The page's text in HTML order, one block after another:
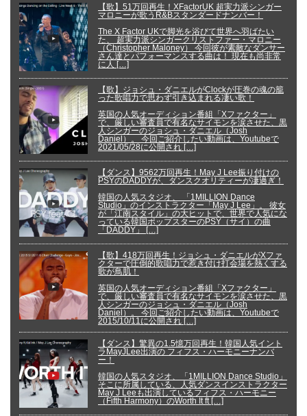
【歌】51万回再生！XFactorUK 超実力派シンガー
マロニーが歌うR&Bスタンダードナンバー！
The X Factor UKで脚光を浴びて世界へ羽ばたい
た、 超実力派シンガークリストファー・マロニー
（Christopher Maloney） 今回彼が素敵なダンサー
さん達とパフォーマンスする曲は！ 現在も尚非常
に人 […]
【歌】ジョシュ・ダニエルがClockが圧巻の魂の籠
った歌唱力で思わず引き込まれる凄い歌！
英国の人気オーディション番組「Xファクター」
で、厳しい審査員で有名なサイモンを涙させた、黒
人シンガーのジョシュ・ダニエル（Josh
Daniel）。 今回ご紹介したい動画は、Youtubeで
2021/05/28に公開され […]
【ダンス】9562万回再生！May J Lee振り付けの
PSYのDADDYが、ダンスクオリティーが凄過ぎ！
韓国の人気スタジオ、 「1MILLION Dance
Studio」のインストラクター「May J Lee」。 彼女
が「江南スタイル」の大ヒットで、世界で人気にな
っている韓国ポップスターのPSY（サイ）の曲
「DADDY」 […]
【歌】418万回再生！ジョシュ・ダニエルがXファ
クターで圧倒的歌唱力で惹き付け打会場を熱くする
歌が鳥肌！
英国の人気オーディション番組「Xファクター」
で、厳しい審査員で有名なサイモンを涙させた、黒
人シンガーのジョシュ・ダニエル（Josh
Daniel）。 今回ご紹介したい動画は、Youtubeで
2015/10/11に公開され […]
【ダンス】驚異の1.5憶万回再生！韓国人気イント
ラMayJLee出演の フィフス・ハーモニーナンバ
ー！
韓国の人気スタジオ、「1MILLION Dance Studio」
そこに所属している、人気ダンスインストラクター
May J Leeも出演しているフィフス・ハーモニー
（Fifth Harmony）のWorth It ft […]